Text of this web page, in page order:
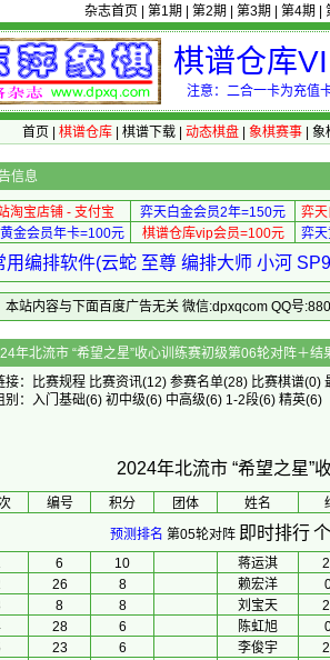
杂志首页 第1期 第2期 第3期 第4期
棋谱仓库
注意：二合一卡为充值
首页 棋谱仓库| 棋谱下载| 动态棋盘| 象棋赛事| 象
信息
淘宝店铺 - 支付宝 弈天白金会员2年=150元
弈
金会员年卡=100元
棋谱仓库vip会员=100元 弈
用编排软件(云蛇 至尊 编排大师 小河
本站内容与下面百度广告无关 微信:dpxqcom QQ号
年北流市 “希望之星”收心训练
：
比赛规程 比赛资讯(12) 参赛名单(28) 比赛棋谱(0)
： 入门基础(6) 初中级(6) 中高级(6) 1-2段(6) 精英(6)
2024年北流市 “希望之星”
编号 积分 团体 姓名
预测排名 第05轮对阵 即时排行
6 10 蒋运淇
26 8 赖宏洋
8 8 刘宝天
28 6 陈虹旭
23 6 李俊宇